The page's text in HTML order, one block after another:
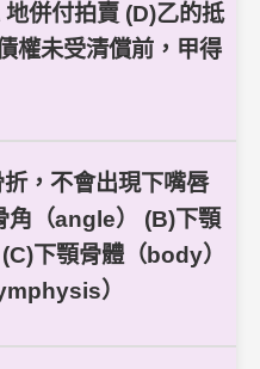
併付拍賣 (D)乙的抵
權未受清償前，甲得
，不會出現下嘴唇
角（angle） (B)下顎
下顎骨體（body）
）